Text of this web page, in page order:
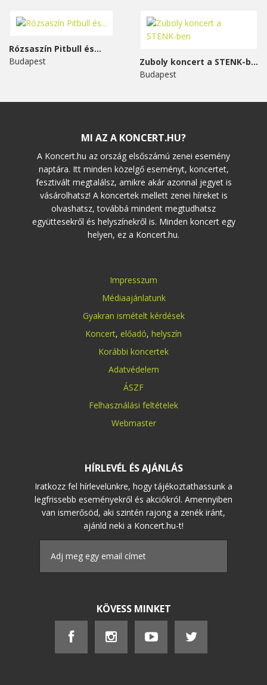
Rózsaszín Pitbull és...
Budapest
Zuboly koncert a STENK-ben
Budapest
MI AZ A KONCERT.HU?
A Koncert.hu az ország elsőszámú zenei esemény
naptára. Itt minden közelgő eseményt, koncertet,
fesztivált megtalálsz, amikre akár azonnal jegyet is
vásárolhatsz! A koncertek mellett zenei híreket is
olvashatsz, továbbá mindent megtudhatsz
együttesekről és helyszínekről is. Minden koncert egy
helyen, ez a Koncert.hu.
Impresszum
Médiaajánlatunk
Gyakran ismételt kérdések
Koncert, előadó, helyszín
Korábbi koncertek
Adatvédelem
ÁSZF
Felhasználási feltételek
Webmaster
HÍRLEVÉL ÉS AJÁNLÁS
Iratkozz fel hírlevelünkre, hogy tájékoztathassunk a
legfrissebb eseményekről és akciókról. Amennyiben
van ismerősöd, aki szintén rajong a zenék iránt,
ajánld neki a Koncert.hu-t!
KÖVESS MINKET